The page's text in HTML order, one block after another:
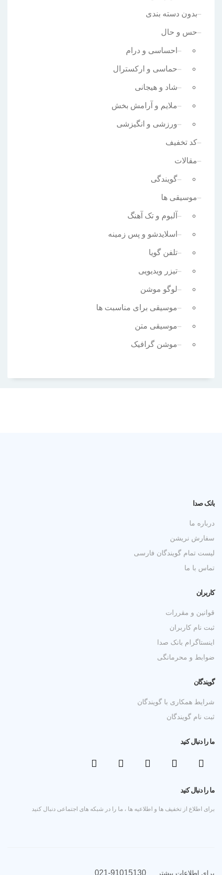
بدون دسته بندی
حس و حال
احساسی و درام
حماسی و ارکسترال
شاد و هیجانی
ملایم و آرامش بخش
ورزشی و انگیزشی
کد تخفیف
مقالات
گویندگی
موسیقی ها
آلبوم و تک آهنگ
اسلایدشو و پس زمینه
تلفن گویا
تیزر ویدیویی
لوگو موشن
موسیقی برای مناسبت ها
موسیقی متن
موشن گرافیک
بانک صدا
درباره ما
سفارش نریشن
لیست تمام گویندگان فارسی
تماس با ما
کاربران
قوانین و مقررات
ثبت نام کاربران
اینستاگرام بانک صدا
ضوابط و محرمانگی
گویندگان
شرایط همکاری با گویندگان
ثبت نام گویندگان
ما را دنبال کنید
ما را دنبال کنید
برای اطلاع از تخفیف ها و اطلاعیه ها ، ما را در شبکه های اجتماعی دنبال کنید
برای اطلاعات بیشتر